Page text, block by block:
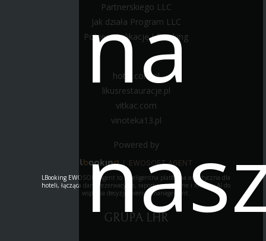
na
Partnerskiego LLC
Jak działa Program LLC
Pobierz Aplikację LBooking
hotel.com.pl
likusrestauracje.pl
vitkac.com
vinoteka13.pl
Powered by
| EWOSOFT AGENT
LBooking EWOSOFT Agent to inteligentna platforma analityczna dla
hoteli, łącząca dane rezerwacyjne, raporty operacyjne i moduły AI do
wsparcia decyzji revenue management.
GRUPA LHR